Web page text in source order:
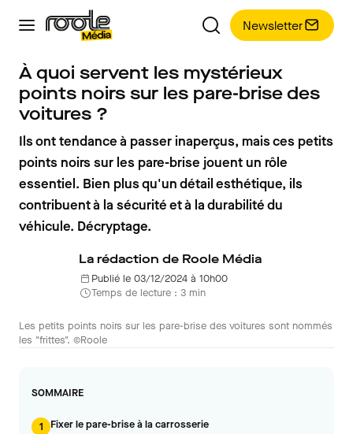
Newsletter
À quoi servent les mystérieux
points noirs sur les pare-brise des
voitures ?
Ils ont tendance à passer inaperçus, mais ces petits
points noirs sur les pare-brise jouent un rôle
essentiel. Bien plus qu'un détail esthétique, ils
contribuent à la sécurité et à la durabilité du
véhicule. Décryptage.
La rédaction de Roole Média
Publié le 03/12/2024 à 10h00
Temps de lecture : 3 min
Les petits points noirs sur les pare-brise des voitures sont nommés
les "frittes". ©Roole
SOMMAIRE
1 Fixer le pare-brise à la carrosserie